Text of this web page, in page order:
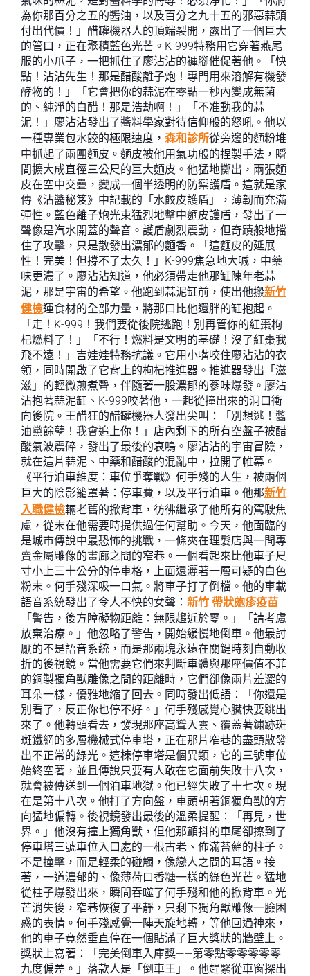
為你那百分之五的醬油，以及百分之九十五的邪惡蒜頭
付出代價！」醋罐機器人的頂端裂開，露出了一個巨大
的管口，正在聚積藍色光芒。K-999特務用它穿著燕尾
服的小爪子，一把抓住了廖沾沾的褲腳催促著他。「快
點！沾沾先生！那是醋酸離子炮！專門用來溶解有機發
酵物的！」「它會把你的蒜泥在零點一秒內變成無菌
的、純淨的白醋！那是浩劫啊！」「不准動我的蒜
泥！」廖沾沾發出了醬料學家對待信仰般的怒吼。他以
一種專業包水餃的極限速度， 森和診所從旁邊的麵粉堆
中抓起了兩團麵皮。麵皮被他用氣功般的捏製手法，瞬
間擴大成直徑三公尺的巨大麵皮。他猛地擲出，兩張麵
皮在空中交疊，變成一個半透明的防禦護盾。這就是家
傳《沾醬秘笈》中記載的「水餃皮護盾」，薄韌而充滿
彈性。藍色離子炮光束猛烈地擊中麵皮護盾，發出了一
聲像是汽水開蓋的聲音。護盾劇烈震動，但奇蹟般地擋
住了攻擊，只是散發出濃郁的麵香。「這麵皮的延展
性！完美！但撐不了太久！」K-999焦急地大喊，中藥
味更濃了。廖沾沾知道，他必須帶走他那缸陳年老蒜
泥，那是宇宙的希望。他跑到蒜泥缸前，使出他搬新竹
健檢運食材的全部力量，將那口比他還胖的缸抱起。
「走！K-999！我們要從後院逃跑！別再管你的紅棗枸
杞燃料了！」「不行！燃料是文明的基礎！沒了紅棗我
飛不遠！」吉娃娃特務抗議。它用小嘴咬住廖沾沾的衣
領，同時開啟了它背上的枸杞推進器。推進器發出「滋
滋」的輕微煎煮聲，伴隨著一股濃郁的蔘味爆發。廖沾
沾抱著蒜泥缸、K-999咬著他，一起從撞出來的洞口衝
向後院。王醋狂的醋罐機器人發出尖叫：「別想逃！醬
油黨餘孽！我會追上你！」店內剩下的所有空盤子被醋
酸氣波震碎，發出了最後的哀鳴。廖沾沾的宇宙冒險，
就在這片蒜泥、中藥和醋酸的混亂中，拉開了帷幕。
《平行泊車維度：車位爭奪戰》何手殘的人生，被兩個
巨大的陰影籠罩著：停車費，以及平行泊車。他那新竹
入職健檢輛老舊的掀背車，彷彿繼承了他所有的駕駛焦
慮，從未在他需要時提供過任何幫助。今天，他面臨的
是城市傳說中最恐怖的挑戰，一條夾在理髮店與一間專
賣金屬雕像的畫廊之間的窄巷。一個看起來比他車子尺
寸小上三十公分的停車格，上面還灑著一層可疑的白色
粉末。何手殘深吸一口氣。將車子打了倒檔。他的車載
語音系統發出了令人不快的女聲： 新竹 帶狀皰疹疫苗
「警告，後方障礙物距離：無限趨近於零。」「請考慮
放棄治療。」他忽略了警告，開始緩慢地倒車。他最討
厭的不是語音系統，而是那兩塊永遠在關鍵時刻自動收
折的後視鏡。當他需要它們來判斷車體與那座價值不菲
的銅製獨角獸雕像之間的距離時，它們卻像兩片羞澀的
耳朵一樣，優雅地縮了回去。同時發出低語：「你還是
別看了，反正你也停不好。」何手殘感覺心臟快要跳出
來了。他轉頭看去，發現那座高聳入雲、覆蓋著鏽跡斑
斑鐵網的多層機械式停車塔，正在那片窄巷的盡頭散發
出不正常的綠光。這棟停車塔是個異類，它的三號車位
始終空著，並且傳說只要有人敢在它面前失敗十八次，
就會被傳送到一個泊車地獄。他已經失敗了十七次。現
在是第十八次。他打了方向盤，車頭朝著銅獨角獸的方
向猛地偏轉。後視鏡發出最後的溫柔提醒：「再見，世
界。」他沒有撞上獨角獸，但他那顫抖的車尾卻擦到了
停車塔三號車位入口處的一根古老、佈滿苔蘚的柱子。
不是撞擊，而是輕柔的碰觸，像戀人之間的耳語。接
著，一道濃郁的、像薄荷口香糖一樣的綠色光芒。猛地
從柱子爆發出來，瞬間吞噬了何手殘和他的掀背車。光
芒消失後，窄巷恢復了平靜，只剩下獨角獸雕像一臉困
惑的表情。何手殘感覺一陣天旋地轉，等他回過神來，
他的車子竟然垂直停在一個貼滿了巨大獎狀的牆壁上。
獎狀上寫著：「完美倒車入庫獎——第零點零零零零零
九度偏差。」落款人是「倒車王」。他趕緊從車窗探出